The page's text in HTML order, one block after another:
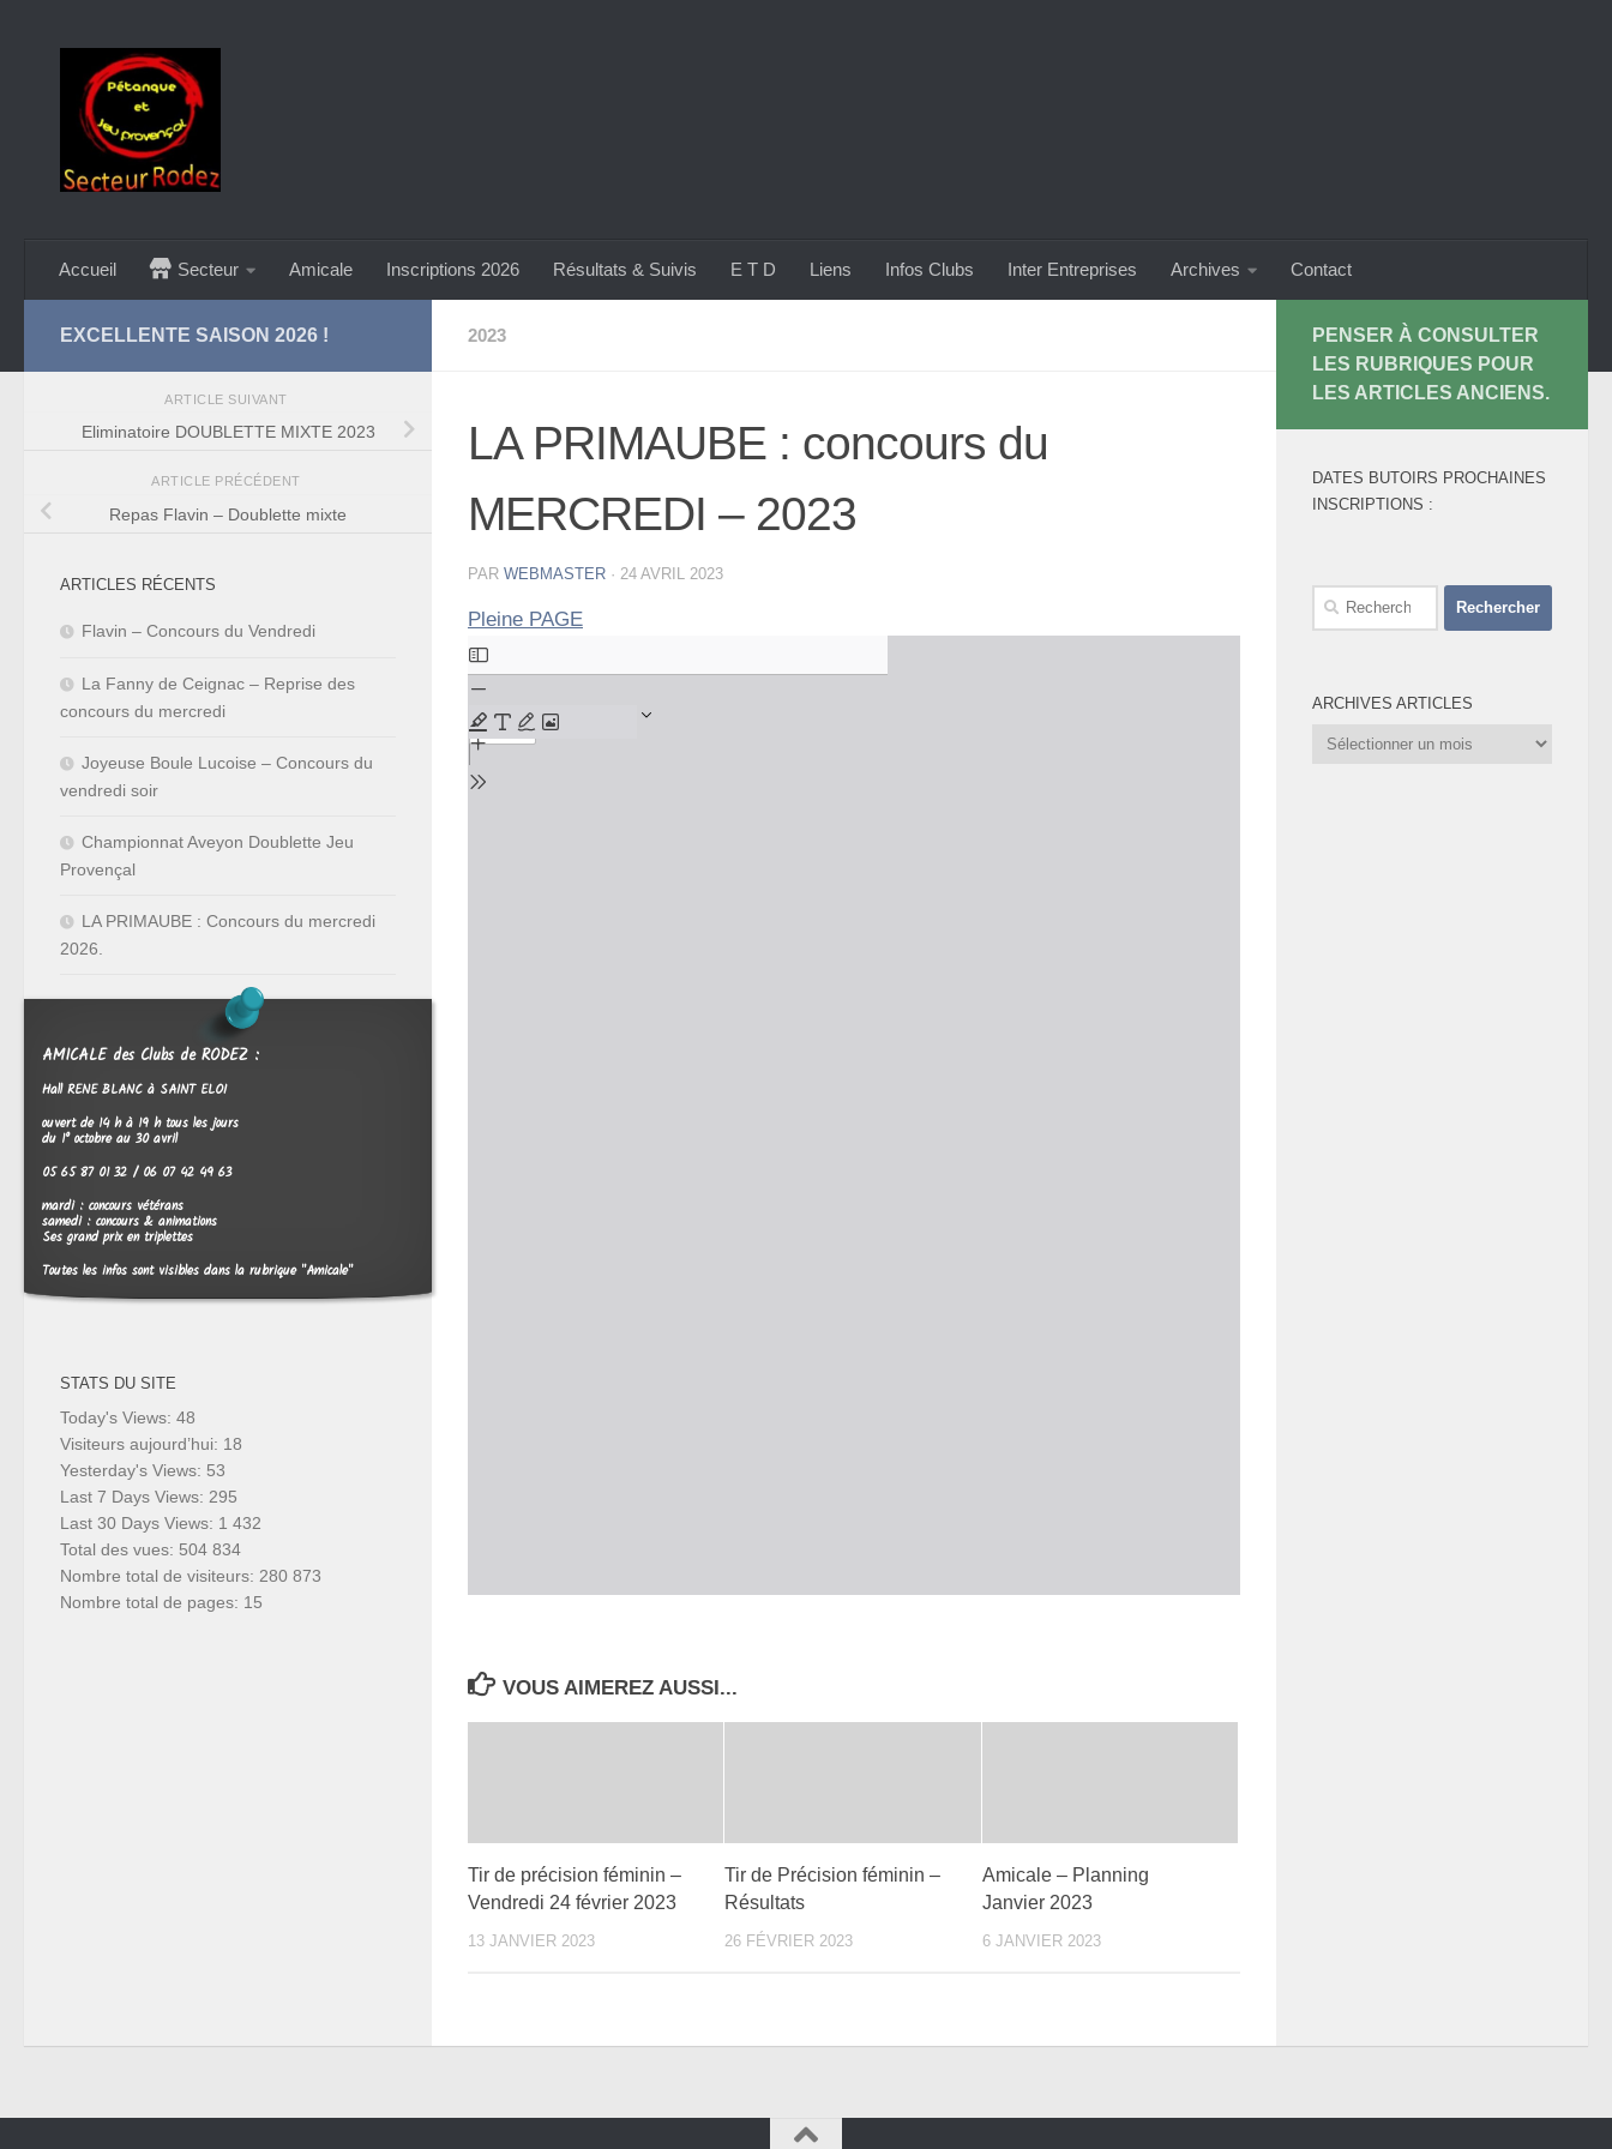
Accueil Secteur Amicale Inscriptions 2026 Résultats & Suivis E T D Liens Infos Clubs Inter Entreprises Archives Contact
2023
LA PRIMAUBE : concours du
MERCREDI – 2023
PAR WEBMASTER · 24 AVRIL 2023
Pleine PAGE
Aller
au
contenu
PDF
VOUS AIMEREZ AUSSI...
Tir de précision féminin –
Vendredi 24 février 2023
13 JANVIER 2023
Tir de Précision féminin –
Résultats
26 FÉVRIER 2023
Amicale – Planning
Janvier 2023
6 JANVIER 2023
EXCELLENTE SAISON 2026 !
ARTICLE SUIVANT
Eliminatoire DOUBLETTE MIXTE 2023
ARTICLE PRÉCÉDENT
Repas Flavin – Doublette mixte
ARTICLES RÉCENTS
Flavin – Concours du Vendredi
La Fanny de Ceignac – Reprise des
concours du mercredi
Joyeuse Boule Lucoise – Concours du
vendredi soir
Championnat Aveyon Doublette Jeu
Provençal
LA PRIMAUBE : Concours du mercredi
2026.
AMICALE des Clubs de RODEZ :
Hall RENE BLANC à SAINT ELOI
ouvert de 14 h à 19 h tous les jours
du 1° octobre au 30 avril
05 65 87 01 32 / 06 07 42 49 63
mardi : concours vétérans
samedi : concours & animations
Ses grand prix en triplettes
Toutes les infos sont visibles dans la rubrique "Amicale"
STATS DU SITE
Today's Views: 48
Visiteurs aujourd’hui: 18
Yesterday's Views: 53
Last 7 Days Views: 295
Last 30 Days Views: 1 432
Total des vues: 504 834
Nombre total de visiteurs: 280 873
Nombre total de pages: 15
PENSER À CONSULTER
LES RUBRIQUES POUR
LES ARTICLES ANCIENS.
DATES BUTOIRS PROCHAINES
INSCRIPTIONS :
Rechercher :
ARCHIVES ARTICLES
Archives